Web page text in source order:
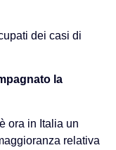
dei casi di
la
ora in Italia un
relativa